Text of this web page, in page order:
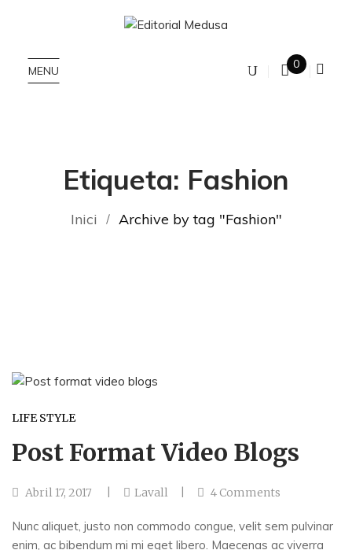
MENU 0
Etiqueta: Fashion
Inici Archive by tag "Fashion"
LIFE STYLE
Post Format Video Blogs
Abril 17, 2017 Lavall 4 Comments
Nunc aliquet, justo non commodo congue, velit sem pulvinar
enim, ac bibendum mi mi eget libero. Maecenas ac viverra